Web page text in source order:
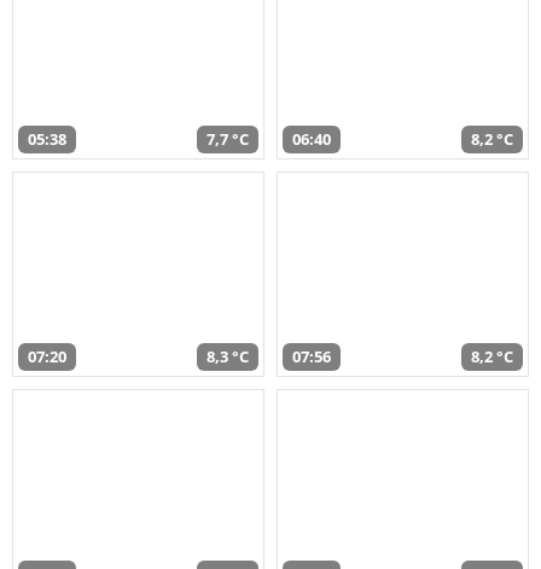
05:38 7,7 °C 06:40 8,2 °C
07:20 8,3 °C 07:56 8,2 °C